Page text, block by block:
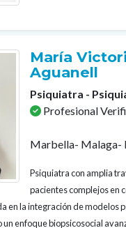
María
Aguanell
Psiquiatra -
Profesional
Marbella- Malaga-
Psiquiatra con amplia
pacientes complejos en
en la integración de modelos
enfoque biopsicosocial